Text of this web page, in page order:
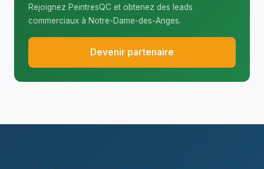
Rejoignez PeintresQC et obtenez des leads
commerciaux à Notre-Dame-des-Anges.
Devenir partenaire